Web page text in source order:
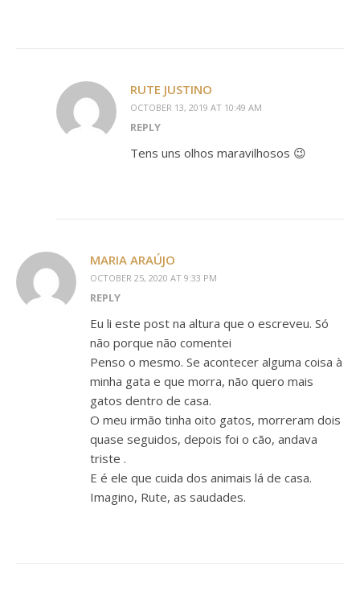
RUTE JUSTINO
OCTOBER 13, 2019 AT 10:49 AM
REPLY
Tens uns olhos maravilhosos 😉
MARIA ARAÚJO
OCTOBER 25, 2020 AT 9:33 PM
REPLY
Eu li este post na altura que o escreveu. Só
não porque não comentei
Penso o mesmo. Se acontecer alguma coisa à
minha gata e que morra, não quero mais
gatos dentro de casa.
O meu irmão tinha oito gatos, morreram dois
quase seguidos, depois foi o cão, andava
triste .
E é ele que cuida dos animais lá de casa.
Imagino, Rute, as saudades.